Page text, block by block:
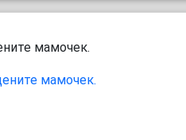
мамочек.